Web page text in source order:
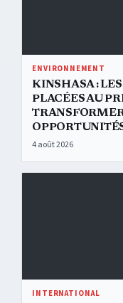
ENVIRONNEMENT
KINSHASA :
PLACÉES AU
4 août 2026
INTERNATIONAL